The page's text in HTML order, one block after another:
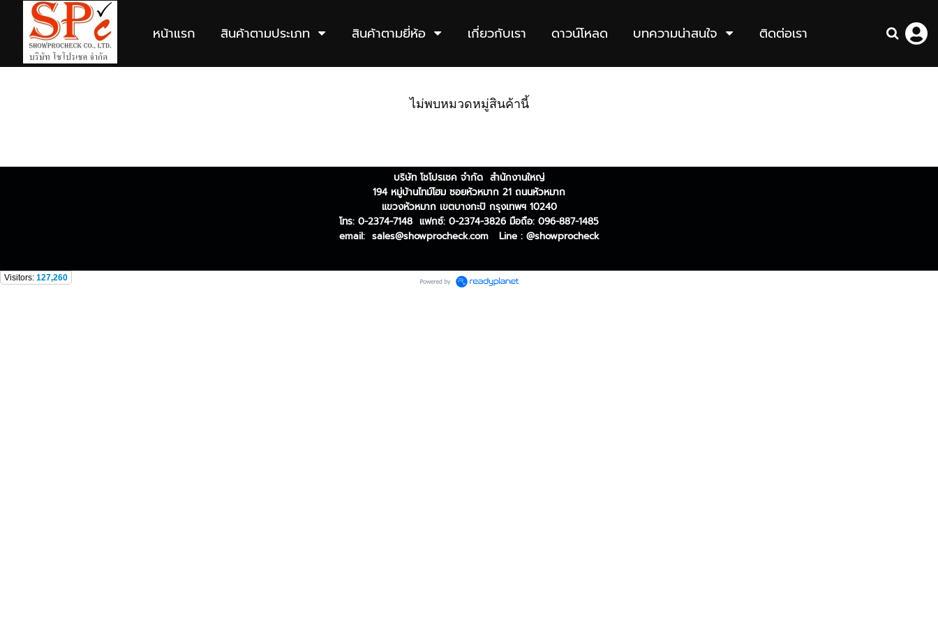
หน้าแรก สินค้าตามประเภท สินค้าตามยี่ห้อ เกี่ยวกับเรา ดาวน์โหลด บทความน่าสนใจ ติดต่อเรา
ไม่พบหมวดหมู่สินค้านี้
บริษัท โชโปรเชค จำกัด สำนักงานใหญ่
194 หมู่บ้านไทม์โฮม ซอยหัวหมาก 21 ถนนหัวหมาก
แขวงหัวหมาก เขตบางกะปิ กรุงเทพฯ 10240
โทร: 0-2374-7148 แฟกซ์: 0-2374-3826 มือถือ: 096-887-1485
email: sales@showprocheck.com Line : @showprocheck
Visitors: 127,260